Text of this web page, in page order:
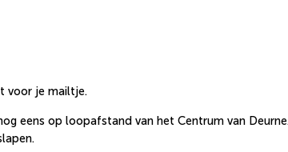
voor je mailtje.
eens op loopafstand van het Centrum van